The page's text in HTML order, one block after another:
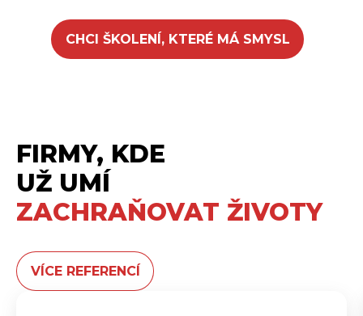
CHCI ŠKOLENÍ, KTERÉ MÁ SMYSL
FIRMY, KDE
UŽ UMÍ
ZACHRAŇOVAT ŽIVOTY
VÍCE REFERENCÍ